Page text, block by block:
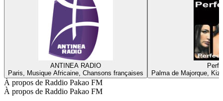
ANTINEA RADIO
Paris, Musique Africaine, Chansons françaises
Palma de Majorque,
À propos de Raddio Pakao FM
À propos de Raddio Pakao FM